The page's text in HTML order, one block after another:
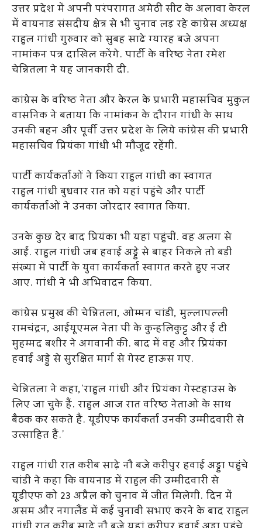
उत्तर प्रदेश में अपनी परंपरागत अमेठी सीट के अलावा केरल
में वायनाड संसदीय क्षेत्र से भी चुनाव लड़ रहे कांग्रेस अध्यक्ष
राहुल गांधी गुरुवार को सुबह साढे ग्यारह बजे अपना
नामांकन पत्र दाखिल करेंगे. पार्टी के वरिष्ठ नेता रमेश
चेन्नितला ने यह जानकारी दी.
कांग्रेस के वरिष्ठ नेता और केरल के प्रभारी महासचिव मुकुल
वासनिक ने बताया कि नामांकन के दौरान गांधी के साथ
उनकी बहन और पूर्वी उत्तर प्रदेश के लिये कांग्रेस की प्रभारी
महासचिव प्रियंका गांधी भी मौजूद रहेंगी.
पार्टी कार्यकर्ताओं ने किया राहुल गांधी का स्वागत
राहुल गांधी बुधवार रात को यहां पहुंचे और पार्टी
कार्यकर्ताओं ने उनका जोरदार स्वागत किया.
उनके कुछ देर बाद प्रियंका भी यहां पहुंचीं. वह अलग से
आईं. राहुल गांधी जब हवाई अड्डे से बाहर निकले तो बड़ी
संख्या में पार्टी के युवा कार्यकर्ता स्वागत करते हुए नजर
आए. गांधी ने भी अभिवादन किया.
कांग्रेस प्रमुख की चेन्नितला, ओम्मन चांडी, मुल्लापल्ली
रामचंद्रन, आईयूएमल नेता पी के कुन्हलिकुट्ट और ई टी
मुहम्मद बशीर ने अगवानी की. बाद में वह और प्रियंका
हवाई अड्डे से सुरक्षित मार्ग से गेस्ट हाऊस गए.
चेन्नितला ने कहा,’राहुल गांधी और प्रियंका गेस्टहाउस के
लिए जा चुके हैं. राहुल आज रात वरिष्ठ नेताओं के साथ
बैठक कर सकते हैं. यूडीएफ कार्यकर्ता उनकी उम्मीदवारी से
उत्साहित हैं.’
राहुल गांधी रात करीब साढ़े नौ बजे करीपुर हवाई अड्डा पहुंचे
चांडी ने कहा कि वायनाड में राहुल की उम्मीदवारी से
यूडीएफ को 23 अप्रैल को चुनाव में जीत मिलेगी. दिन में
असम और नगालैंड में कई चुनावी सभाएं करने के बाद राहुल